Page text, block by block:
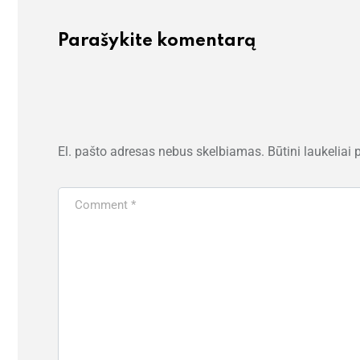
Parašykite komentarą
El. pašto adresas nebus skelbiamas. Būtini laukeliai